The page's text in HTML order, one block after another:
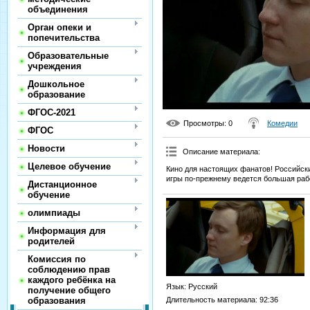
объединения
Орган опеки и
попечительства
Образовательные
учреждения
Дошкольное
образование
ФГОС-2021
ФГОС
Новости
Целевое обучение
Дистанционное
обучение
олимпиады
Информация для
родителей
Комиссия по
соблюдению прав
каждого ребёнка на
получение общего
образования
Просмотры: 0 Комедии
Описание материала:
Кино для настоящих фанатов!
игры по-прежнему ведется большая
Язык: Русский
Длительность материала: 92:36